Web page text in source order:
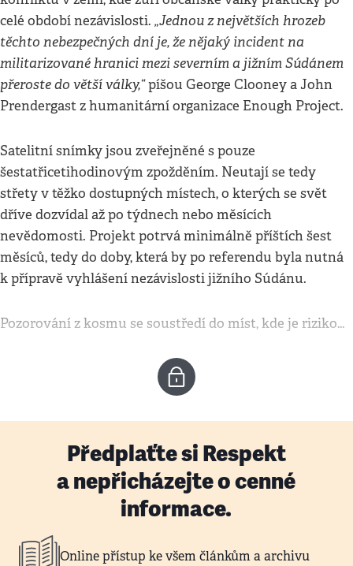
celé období nezávislosti. „Jednou z největších hrozeb
těchto nebezpečných dní je, že nějaký incident na
militarizované hranici mezi severním a jižním Súdánem
přeroste do větší války,“píšou George Clooney a John
Prendergast z humanitární organizace Enough Project.
Satelitní snímky jsou zveřejněné s pouze
šestatřicetihodinovým zpožděním. Neutají se tedy
střety v těžko dostupných místech, o kterých se svět
dříve dozvídal až po týdnech nebo měsících
nevědomosti. Projekt potrvá minimálně příštích šest
měsíců, tedy do doby, která by po referendu byla nutná
k přípravě vyhlášení nezávislosti jižního Súdánu.
Pozorování z kosmu se soustředí do míst, kde je riziko…
Předplaťte si Respekt
a nepřicházejte o cenné
informace.
Online přístup ke všem článkům a archivu